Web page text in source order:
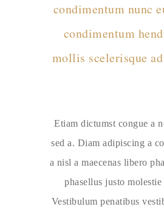
condimentum nunc
condimentum
mollis scelerisque
Etiam dictumst congue a
sed a. Diam adipiscing a
a nisl a maecenas libero
phasellus justo
Vestibulum penatibus